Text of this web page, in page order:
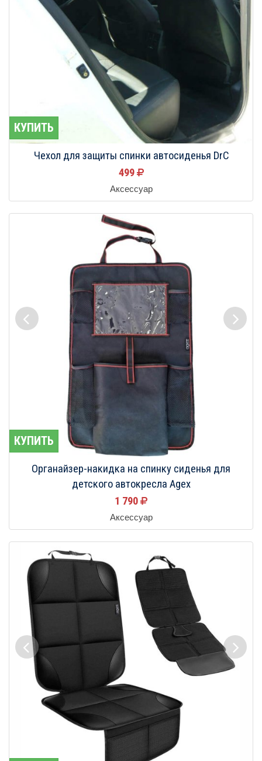
КУПИТЬ
Чехол для защиты спинки автосиденья DrC
499
Аксессуар
КУПИТЬ
Органайзер-накидка на спинку сиденья для
детского автокресла Agex
1 790
Аксессуар